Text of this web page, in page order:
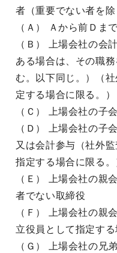
者（重要でない者を
（Ａ） Ａから前Ｄま
（Ｂ） 上場会社の会
ある場合は、その職
む。以下同じ。）（
定する場合に限る。）
（Ｃ） 上場会社の子
（Ｄ） 上場会社の子
又は会計参与（社外
指定する場合に限る。
（Ｅ） 上場会社の親
者でない取締役
（Ｆ） 上場会社の親
立役員として指定する
（Ｇ） 上場会社の兄